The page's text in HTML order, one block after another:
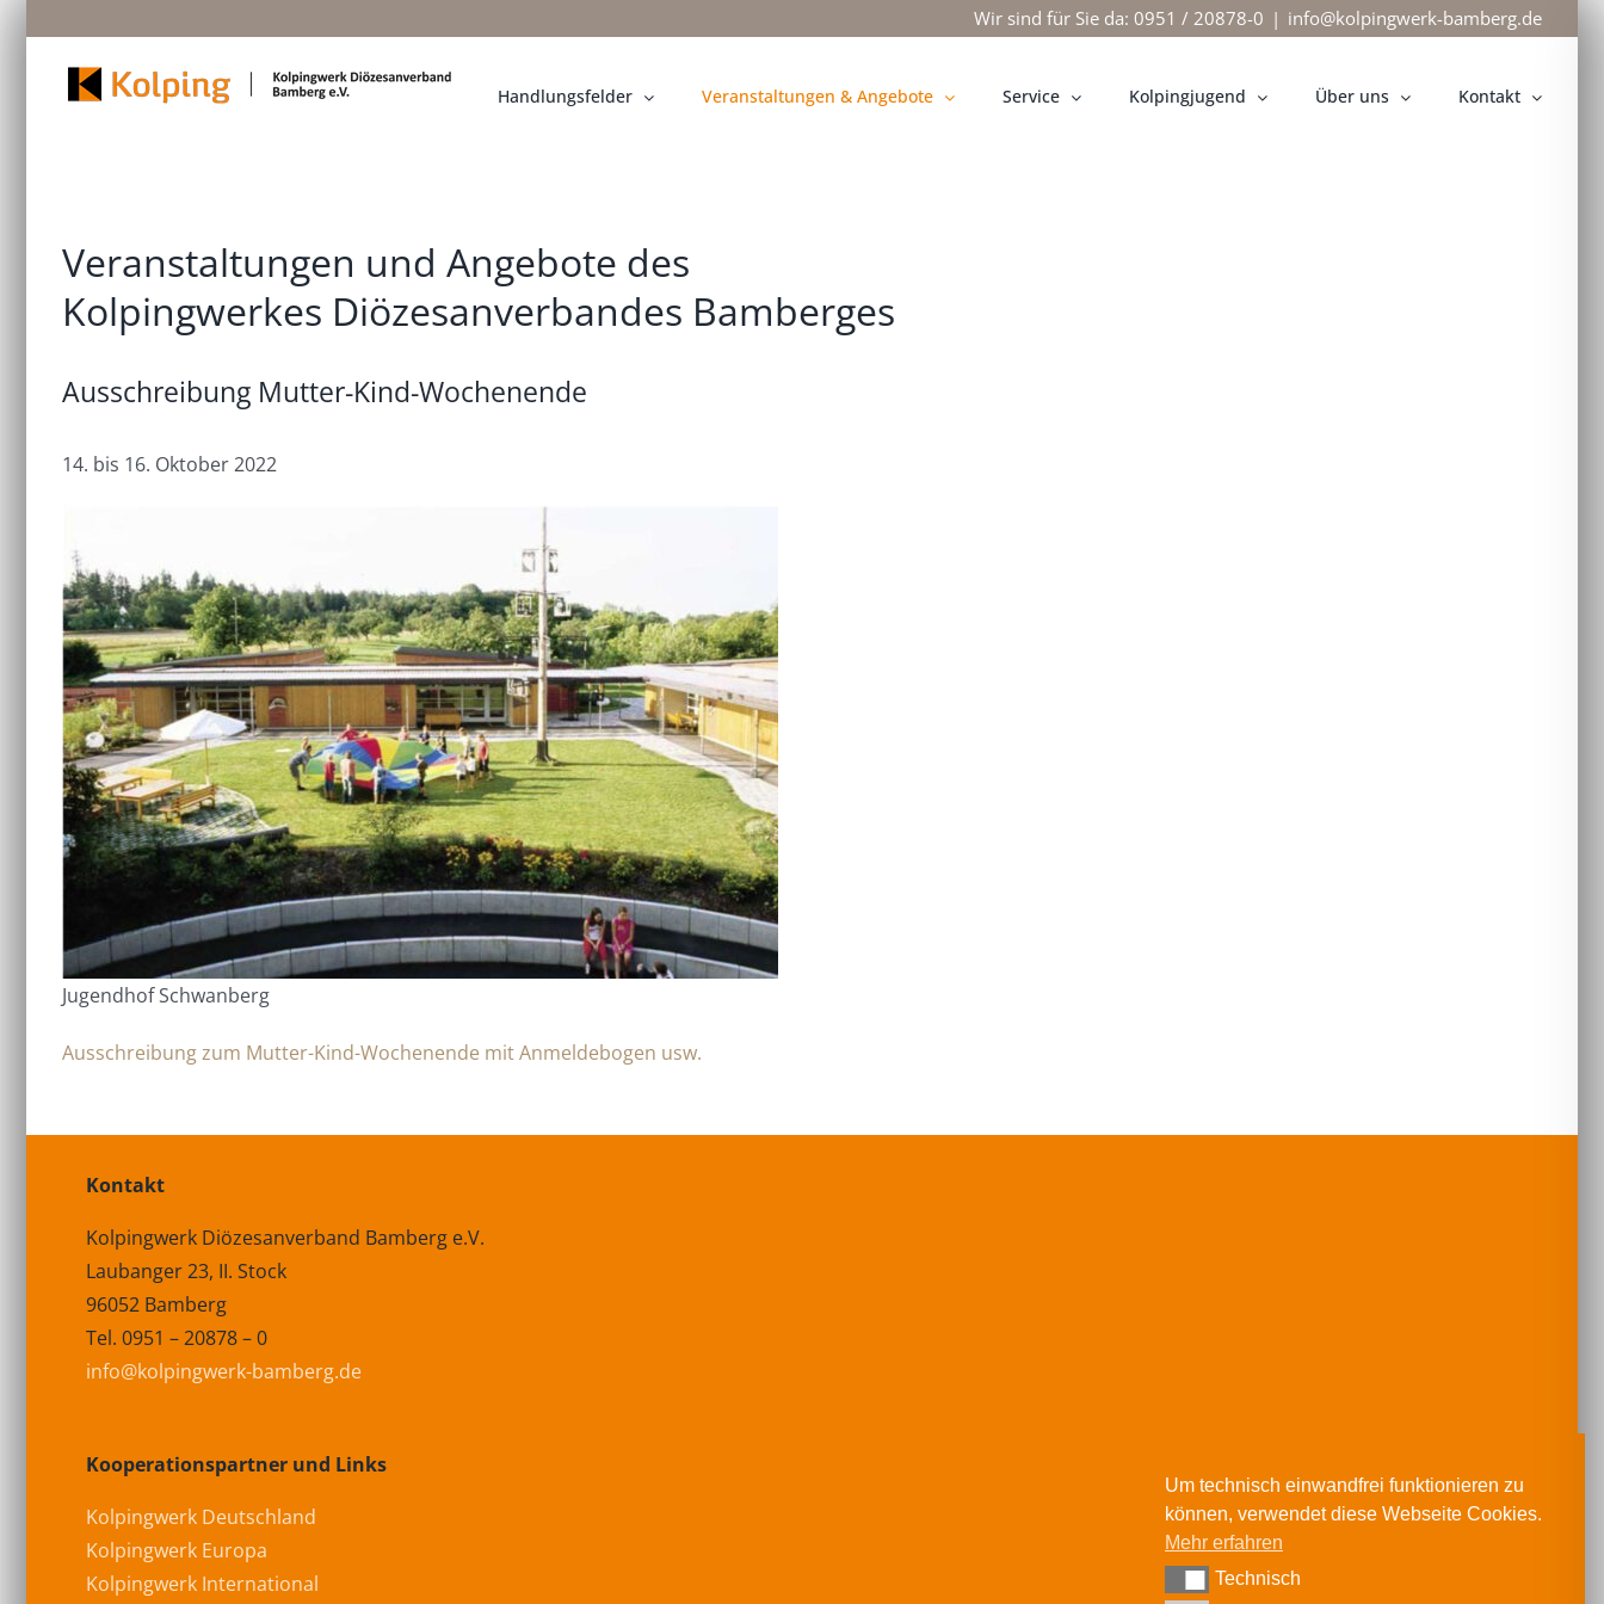
Wir sind für Sie da: 0951 / 20878-0 | info@kolpingwerk-bamberg.de
Handlungsfelder Veranstaltungen & Angebote Service Kolpingjugend Über uns Kontakt
Veranstaltungen und Angebote des
Kolpingwerkes Diözesanverbandes Bamberges
Ausschreibung Mutter-Kind-Wochenende
14. bis 16. Oktober 2022
Jugendhof Schwanberg
Ausschreibung zum Mutter-Kind-Wochenende mit Anmeldebogen usw.
Kontakt
Kolpingwerk Diözesanverband Bamberg e.V.
Laubanger 23, II. Stock
96052 Bamberg
Tel. 0951 – 20878 – 0
info@kolpingwerk-bamberg.de
Kooperationspartner und Links
Kolpingwerk Deutschland
Kolpingwerk Europa
Kolpingwerk International
Um technisch einwandfrei funktionieren zu
können, verwendet diese Webseite Cookies.
Mehr erfahren
TechnischTechnisch